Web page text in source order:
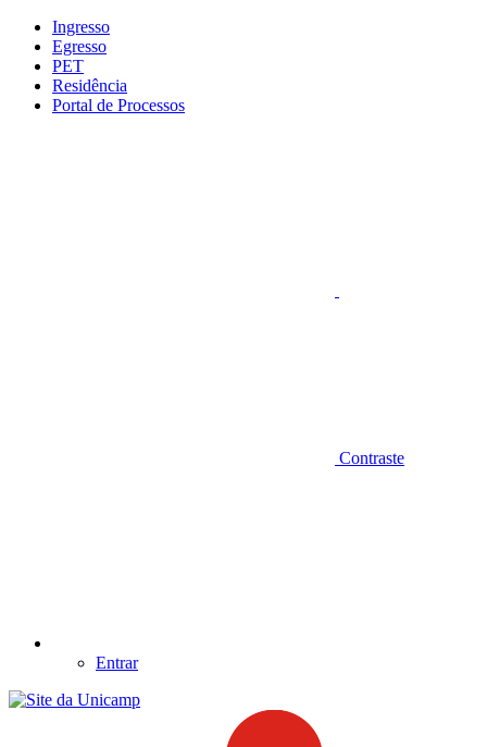
Conteúdo principal
Ingresso
Egresso
PET
Residência
Portal de Processos
Contraste
Entrar